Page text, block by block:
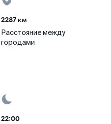
2287 км
Расстояние между
городами
22:00